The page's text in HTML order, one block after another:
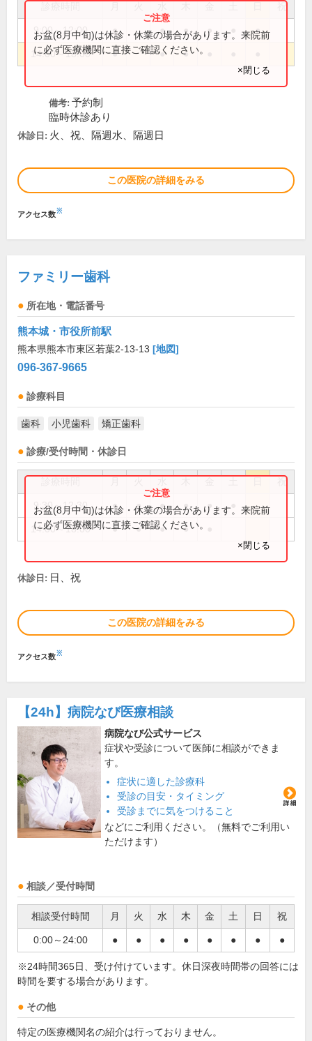
祝
9:00～12:00 ● ● ● ● ●
14:00～18:00 ● ● ●
お盆(8月中旬)は休診・休業の場合があります。来院前
に必ず医療機関に直接ご確認ください。
×閉じる
備考: 予約制
臨時休診あり
休診日: 火、祝、隔週水、隔週日
この医院の詳細をみる
アクセス数※
ファミリー歯科
所在地・電話番号
熊本城・市役所前駅
熊本県熊本市東区若葉2-13-13 [地図]
096-367-9665
診療科目
歯科 小児歯科 矯正歯科
診療/受付時間・休診日
祝
9:30～12:30 ● ● ● ● ●
14:00～18:00 ● ● ● ●
お盆(8月中旬)は休診・休業の場合があります。来院前
に必ず医療機関に直接ご確認ください。
×閉じる
休診日: 日、祝
この医院の詳細をみる
アクセス数※
【24h】 病院なび医療相談
病院なび公式サービス
症状や受診について医師に相談ができま
す。
症状に適した診療科
受診の目安・タイミング
受診までに気をつけること
などにご利用ください。（無料でご利用い
ただけます）
相談／受付時間
相談受付時間 月 火 水 木 金 土 日 祝
0:00～24:00 ● ● ● ● ● ● ● ●
※24時間365日、受け付けています。休日深夜時間帯の回答には
時間を要する場合があります。
その他
特定の医療機関名の紹介は行っておりません。